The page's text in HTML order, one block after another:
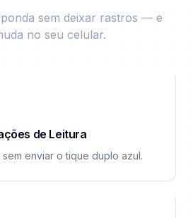
sem deixar rastros — e
no seu celular.
de Leitura
enviar o tique duplo azul.